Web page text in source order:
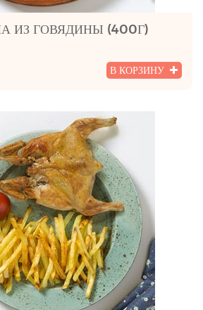
ИЗ ГОВЯДИНЫ (400Г)
В КОРЗИНУ